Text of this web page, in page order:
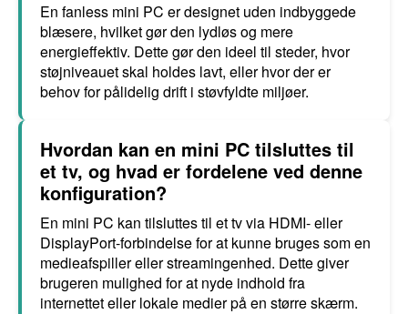
En fanless mini PC er designet uden indbyggede
blæsere, hvilket gør den lydløs og mere
energieffektiv. Dette gør den ideel til steder, hvor
støjniveauet skal holdes lavt, eller hvor der er
behov for pålidelig drift i støvfyldte miljøer.
Hvordan kan en mini PC tilsluttes til
et tv, og hvad er fordelene ved denne
konfiguration?
En mini PC kan tilsluttes til et tv via HDMI- eller
DisplayPort-forbindelse for at kunne bruges som en
medieafspiller eller streamingenhed. Dette giver
brugeren mulighed for at nyde indhold fra
internettet eller lokale medier på en større skærm.